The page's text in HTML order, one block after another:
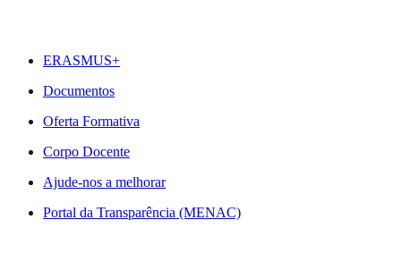
ERASMUS+
Documentos
Oferta Formativa
Corpo Docente
Ajude-nos a melhorar
Portal da Transparência (MENAC)